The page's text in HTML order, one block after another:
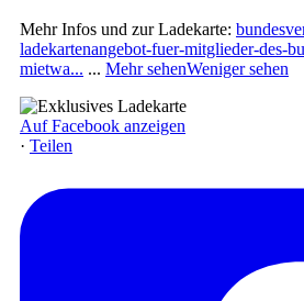
Mehr Infos und zur Ladekarte:
ladekartenangebot-fuer-mitglieder-des-
mietwa... ... Mehr sehenWeniger sehen
Auf Facebook anzeigen
· Teilen